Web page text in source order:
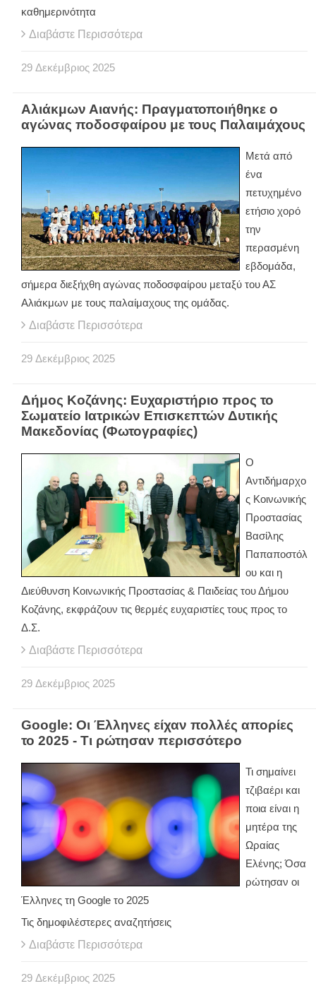
καθημερινότητα
Διαβάστε Περισσότερα
29 Δεκέμβριος 2025
Αλιάκμων Αιανής: Πραγματοποιήθηκε ο
αγώνας ποδοσφαίρου με τους Παλαιμάχους
Μετά από
ένα
πετυχημένο
ετήσιο χορό
την
περασμένη
εβδομάδα,
σήμερα διεξήχθη αγώνας ποδοσφαίρου μεταξύ του ΑΣ
Αλιάκμων με τους παλαίμαχους της ομάδας.
Διαβάστε Περισσότερα
29 Δεκέμβριος 2025
Δήμος Κοζάνης: Ευχαριστήριο προς το
Σωματείο Ιατρικών Επισκεπτών Δυτικής
Μακεδονίας (Φωτογραφίες)
Ο
Αντιδήμαρχο
ς Κοινωνικής
Προστασίας
Βασίλης
Παπαποστόλ
ου και η
Διεύθυνση Κοινωνικής Προστασίας & Παιδείας του Δήμου
Κοζάνης, εκφράζουν τις θερμές ευχαριστίες τους προς το
Δ.Σ.
Διαβάστε Περισσότερα
29 Δεκέμβριος 2025
Google: Οι Έλληνες είχαν πολλές απορίες
το 2025 - Τι ρώτησαν περισσότερο
Τι σημαίνει
τζιβαέρι και
ποια είναι η
μητέρα της
Ωραίας
Ελένης; Όσα
ρώτησαν οι
Έλληνες τη Google το 2025
Τις δημοφιλέστερες αναζητήσεις
Διαβάστε Περισσότερα
29 Δεκέμβριος 2025